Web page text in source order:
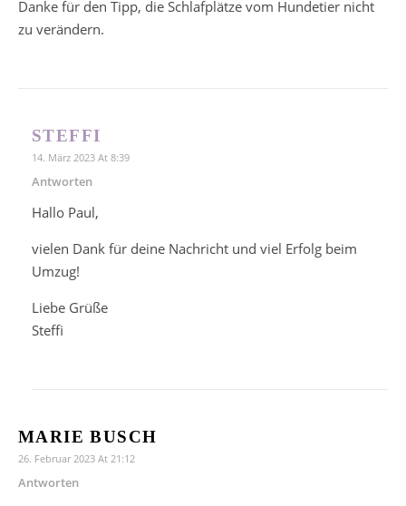
Danke für den Tipp, die Schlafplätze vom Hundetier nicht
zu verändern.
STEFFI
14. März 2023 At 8:39
Antworten
Hallo Paul,
vielen Dank für deine Nachricht und viel Erfolg beim
Umzug!
Liebe Grüße
Steffi
MARIE BUSCH
26. Februar 2023 At 21:12
Antworten